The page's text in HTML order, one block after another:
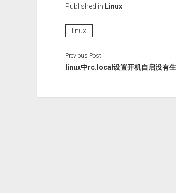
Published in Linux
linux
Previous Post
linux中rc.local设置开机自启没有